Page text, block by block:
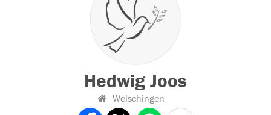
Hedwig Joos
Welschingen